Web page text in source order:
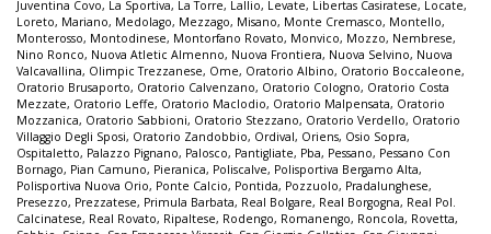
Juventina Covo, La Sportiva, La Torre, Lallio, Levate, Libertas Casiratese, Locate,
Loreto, Mariano, Medolago, Mezzago, Misano, Monte Cremasco, Montello,
Monterosso, Montodinese, Montorfano Rovato, Monvico, Mozzo, Nembrese,
Nino Ronco, Nuova Atletic Almenno, Nuova Frontiera, Nuova Selvino, Nuova
Valcavallina, Olimpic Trezzanese, Ome, Oratorio Albino, Oratorio Boccaleone,
Oratorio Brusaporto, Oratorio Calvenzano, Oratorio Cologno, Oratorio Costa
Mezzate, Oratorio Leffe, Oratorio Maclodio, Oratorio Malpensata, Oratorio
Mozzanica, Oratorio Sabbioni, Oratorio Stezzano, Oratorio Verdello, Oratorio
Villaggio Degli Sposi, Oratorio Zandobbio, Ordival, Oriens, Osio Sopra,
Ospitaletto, Palazzo Pignano, Palosco, Pantigliate, Pba, Pessano, Pessano Con
Bornago, Pian Camuno, Pieranica, Poliscalve, Polisportiva Bergamo Alta,
Polisportiva Nuova Orio, Ponte Calcio, Pontida, Pozzuolo, Pradalunghese,
Presezzo, Prezzatese, Primula Barbata, Real Bolgare, Real Borgogna, Real Pol.
Calcinatese, Real Rovato, Ripaltese, Rodengo, Romanengo, Roncola, Rovetta,